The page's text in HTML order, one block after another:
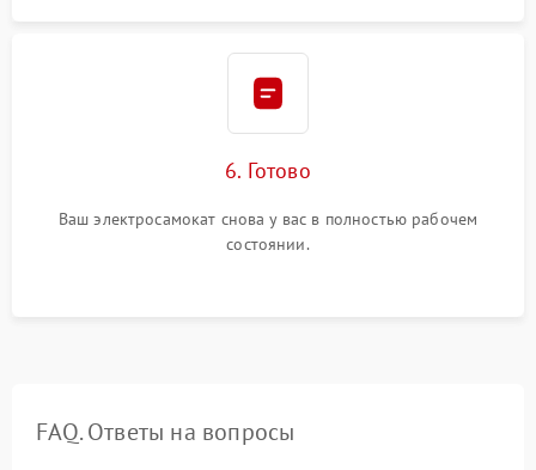
6. Готово
Ваш электросамокат снова у вас в полностью рабочем
состоянии.
FAQ. Ответы на вопросы